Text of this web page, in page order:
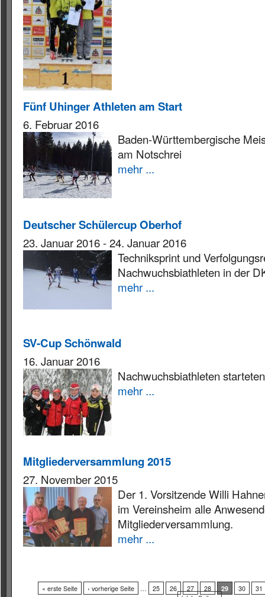
Fünf Uhinger Athleten am Start
6. Februar 2016
Baden-Württembergische
am Notschrei
mehr ...
Deutscher Schülercup Oberhof
23. Januar 2016-24. Januar 2016
Techniksprint und
Nachwuchsbiathleten in der
mehr ...
SV-Cup Schönwald
16. Januar 2016
Nachwuchsbiathleten
mehr ...
Mitgliederversammlung 2015
27. November 2015
Der 1. Vorsitzende Willi
im Vereinsheim alle
Mitgliederversammlung.
mehr ...
« erste Seite ‹ vorherige Seite … 25 26 27 28 29 30
31